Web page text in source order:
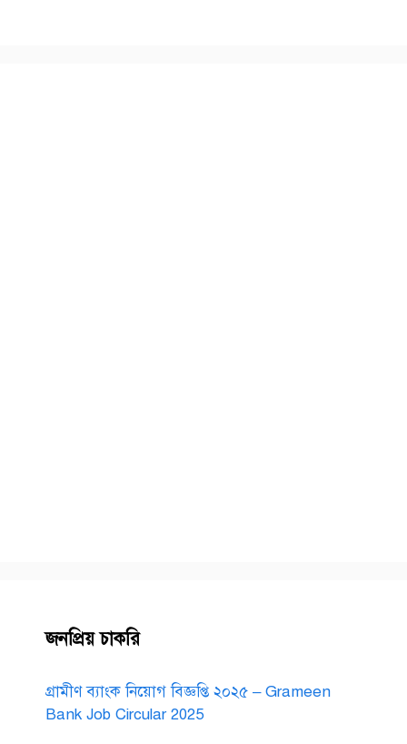
জনপ্রিয় চাকরি
গ্রামীণ ব্যাংক নিয়োগ বিজ্ঞপ্তি ২০২৫ – Grameen
Bank Job Circular 2025